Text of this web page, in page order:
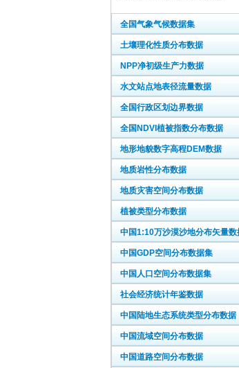
全国气象气候数据集
土壤理化性质分布数据
NPP净初级生产力数据
水文站点地表径流量数据
全国行政区划边界数据
全国NDVI植被指数分布数据
地形地貌数字高程DEM数据
地质岩性分布数据
地质灾害空间分布数据
植被类型分布数据
中国1:10万沙漠沙地分布矢量数
中国GDP空间分布数据集
中国人口空间分布数据集
社会经济统计年鉴数据
中国陆地生态系统类型分布数据
中国流域空间分布数据
中国道路空间分布数据